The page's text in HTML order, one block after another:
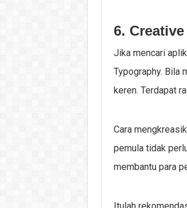
6.
Jika mencari
Typography. Bila
keren. Terdapat
Cara
pemula tidak
membantu para